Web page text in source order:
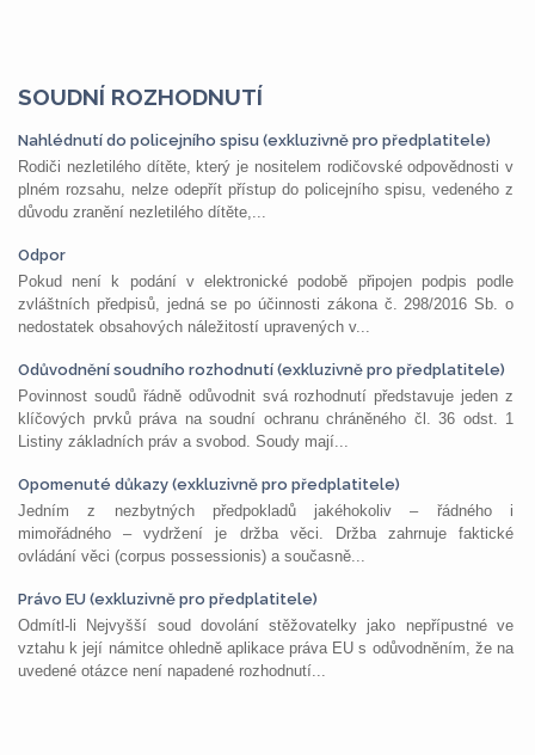
SOUDNÍ ROZHODNUTÍ
Nahlédnutí do policejního spisu (exkluzivně pro předplatitele)
Rodiči nezletilého dítěte, který je nositelem rodičovské odpovědnosti v
plném rozsahu, nelze odepřít přístup do policejního spisu, vedeného z
důvodu zranění nezletilého dítěte,...
Odpor
Pokud není k podání v elektronické podobě připojen podpis podle
zvláštních předpisů, jedná se po účinnosti zákona č. 298/2016 Sb. o
nedostatek obsahových náležitostí upravených v...
Odůvodnění soudního rozhodnutí (exkluzivně pro předplatitele)
Povinnost soudů řádně odůvodnit svá rozhodnutí představuje jeden z
klíčových prvků práva na soudní ochranu chráněného čl. 36 odst. 1
Listiny základních práv a svobod. Soudy mají...
Opomenuté důkazy (exkluzivně pro předplatitele)
Jedním z nezbytných předpokladů jakéhokoliv – řádného i
mimořádného – vydržení je držba věci. Držba zahrnuje faktické
ovládání věci (corpus possessionis) a současně...
Právo EU (exkluzivně pro předplatitele)
Odmítl-li Nejvyšší soud dovolání stěžovatelky jako nepřípustné ve
vztahu k její námitce ohledně aplikace práva EU s odůvodněním, že na
uvedené otázce není napadené rozhodnutí...